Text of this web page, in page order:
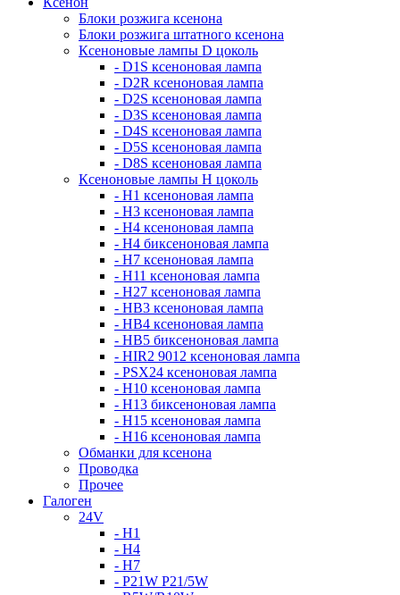
Блоки розжига ксенона
Блоки розжига штатного ксенона
Ксеноновые лампы D цоколь
- D1S ксеноновая лампа
- D2R ксеноновая лампа
- D2S ксеноновая лампа
- D3S ксеноновая лампа
- D4S ксеноновая лампа
- D5S ксеноновая лампа
- D8S ксеноновая лампа
Ксеноновые лампы Н цоколь
- H1 ксеноновая лампа
- H3 ксеноновая лампа
- H4 ксеноновая лампа
- H4 биксеноновая лампа
- H7 ксеноновая лампа
- H11 ксеноновая лампа
- H27 ксеноновая лампа
- HB3 ксеноновая лампа
- HB4 ксеноновая лампа
- HB5 биксеноновая лампа
- HIR2 9012 ксеноновая лампа
- PSX24 ксеноновая лампа
- H10 ксеноновая лампа
- H13 биксеноновая лампа
- H15 ксеноновая лампа
- H16 ксеноновая лампа
Обманки для ксенона
Проводка
Прочее
Галоген
24V
- H1
- H4
- H7
- P21W P21/5W